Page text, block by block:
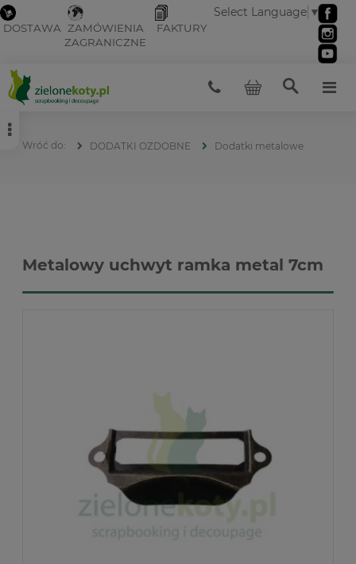
DOSTAWA ZAMÓWIENIA
ZAGRANICZNE
FAKTURY
Select Language ▼
DODATKI OZDOBNE Dodatki metalowe
Metalowy uchwyt ramka metal 7cm